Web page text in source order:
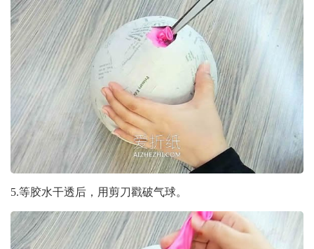
5.等胶水干透后，用剪刀戳破气球。